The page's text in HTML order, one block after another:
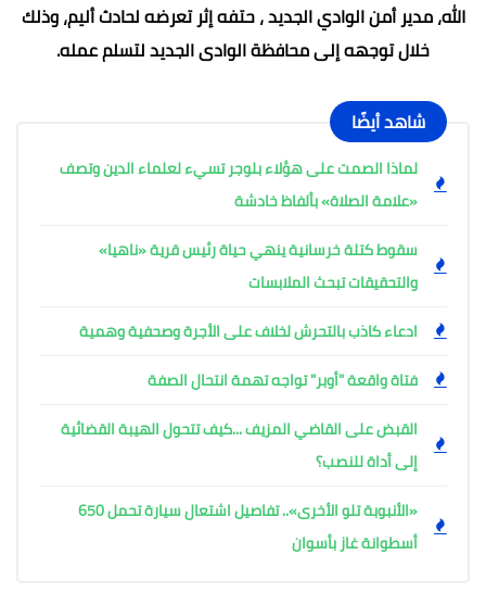
الله، مدير أمن الوادي الجديد ، حتفه إثر تعرضه لحادث أليم، وذلك
خلال توجهه إلى محافظة الوادى الجديد لتسلم عمله.
شاهد أيضًا
لماذا الصمت على هؤلاء بلوجر تسيء لعلماء الدين وتصف
«علامة الصلاة» بألفاظ خادشة
سقوط كتلة خرسانية ينهي حياة رئيس قرية «ناهيا»
والتحقيقات تبحث الملابسات
ادعاء كاذب بالتحرش لخلاف على الأجرة وصحفية وهمية
فتاة واقعة "أوبر" تواجه تهمة انتحال الصفة
القبض على القاضي المزيف ...كيف تتحول الهيبة القضائية
إلى أداة للنصب؟
«الأنبوبة تلو الأخرى».. تفاصيل اشتعال سيارة تحمل 650
أسطوانة غاز بأسوان